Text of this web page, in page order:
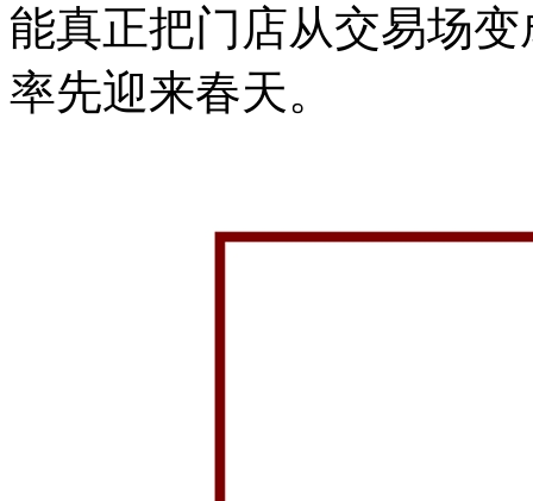
能真正把门店从交易场
率先迎来春天。